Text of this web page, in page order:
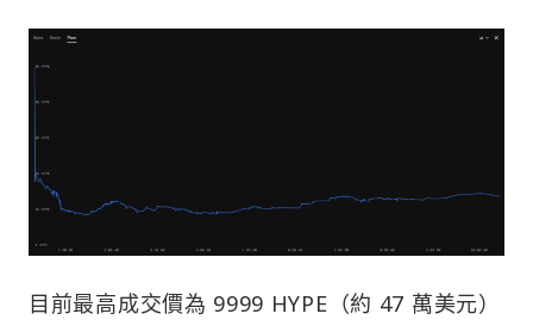
目前最高成交價為 9999 HYPE（約 47 萬美元）